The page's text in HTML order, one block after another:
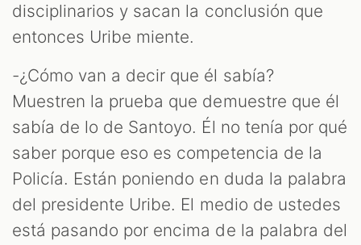
disciplinarios y sacan la conclusión que
entonces Uribe miente.
-¿Cómo van a decir que él sabía?
Muestren la prueba que demuestre que él
sabía de lo de Santoyo. Él no tenía por qué
saber porque eso es competencia de la
Policía. Están poniendo en duda la palabra
del presidente Uribe. El medio de ustedes
está pasando por encima de la palabra del